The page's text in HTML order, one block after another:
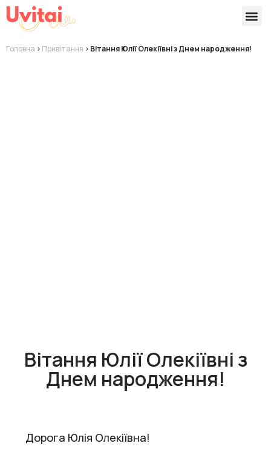
Головна > Привітання > Вітання Юлії Олекіївні з Днем народження!
Вітання Юлії Олекіївні з
Днем народження!
Дорога Юлія Олекіївна!